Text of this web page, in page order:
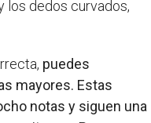
los dedos curvados,
puedes
mayores. Estas
notas y siguen una